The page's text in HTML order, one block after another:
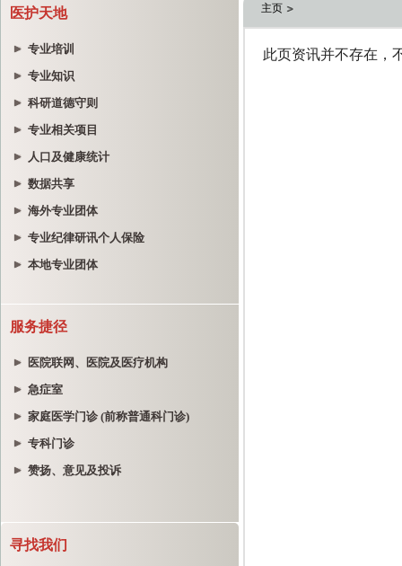
医护天地
专业培训
专业知识
科研道德守则
专业相关项目
人口及健康统计
数据共享
海外专业团体
专业纪律研讯个人保险
本地专业团体
服务捷径
医院联网、医院及医疗机构
急症室
家庭医学门诊 (前称普通科门诊)
专科门诊
赞扬、意见及投诉
寻找我们
主页